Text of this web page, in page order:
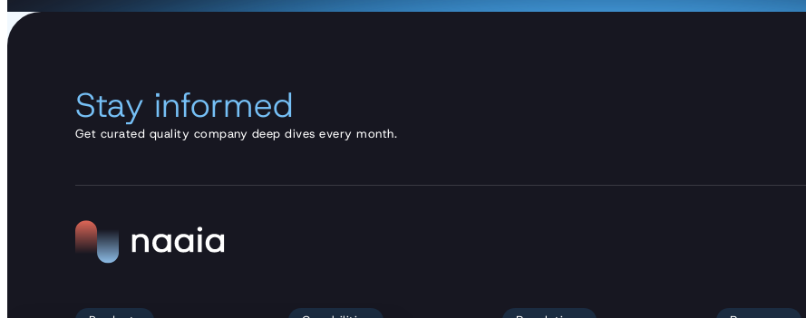
Stay informed
Get curated quality company deep dives every month.